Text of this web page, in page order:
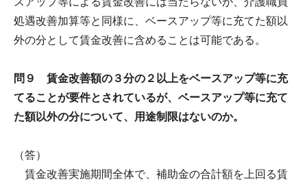
処遇改善加算等と同様に、ベースアップ等に充てた額以
外の分として賃金改善に含めることは可能である。
問９ 賃金改善額の３分の２以上をベースアップ等に充
てることが要件とされているが、ベースアップ等に充て
た額以外の分について、用途制限はないのか。
（答）
賃金改善実施期間全体で、補助金の合計額を上回る賃